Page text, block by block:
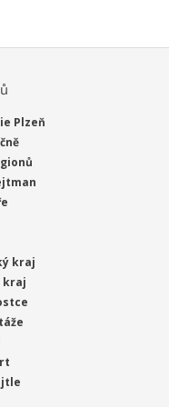
Plzeň
kraj
kraj